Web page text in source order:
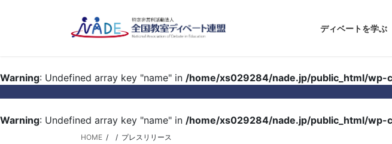
へ
ッ
ョ
移
ディベートを学ぶ
Warning: Undefined array key "name" in /home/xs029284/nade.jp/public_html/
Warning: Undefined array key "name" in /home/xs029284/nade.jp/public_html/
HOME プレスリリース